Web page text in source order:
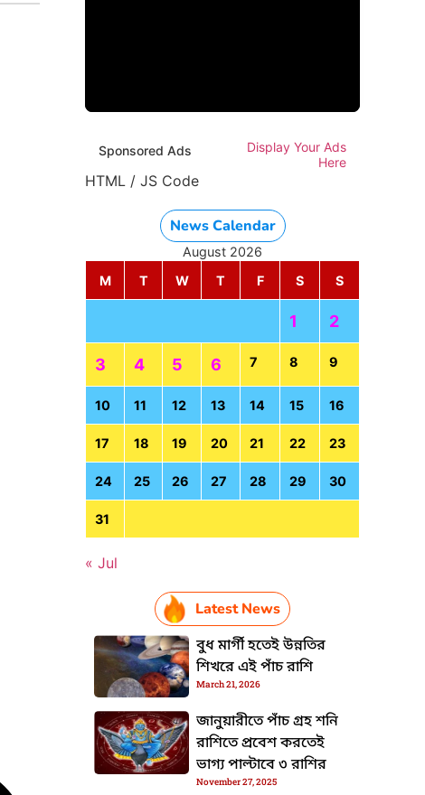
Sponsored Ads
Display Your Ads
Here
HTML / JS Code
News Calendar
August 2026
M
T W T F S S
1 2
3 4 5 6 7 8 9
10 11 12 13 14 15 16
17 18 19 20 21 22 23
24 25 26 27 28 29 30
31
« Jul
Latest News
বুধ মার্গী হতেই উন্নতির
শিখরে এই পাঁচ রাশি
March 21, 2026
জানুয়ারীতে পাঁচ গ্রহ শনি
রাশিতে প্রবেশ করতেই
ভাগ্য পাল্টাবে ৩ রাশির
November 27, 2025